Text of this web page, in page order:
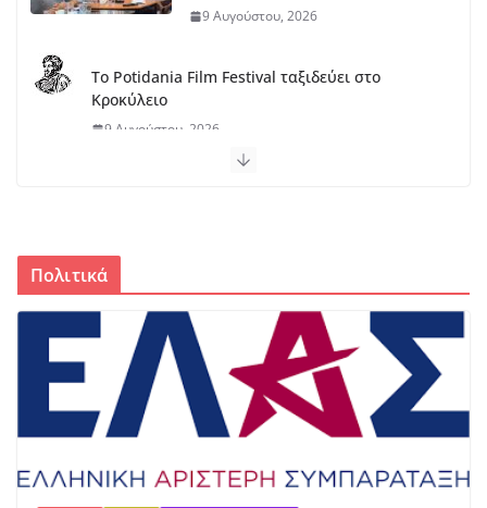
9 Αυγούστου, 2026
Το Potidania Film Festival ταξιδεύει στο
Κροκύλειο
9 Αυγούστου, 2026
Mετα τη συνάντηση Γεωργιάδη –
Σπανού στη Λαμία :Εκτός των
«ζωτικής σημασίας
διεκδικήσεων» του
Περιφερειάρχη το Νοσοκομείο
Άμφισσας
9 Αυγούστου, 2026
Πολιτικά